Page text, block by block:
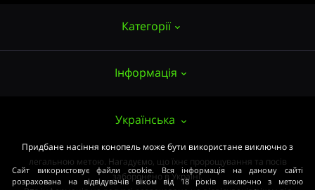
Категорії
Потужні сорти
Медичні сорти
Інформація
Публічний договір (ОФЕРТА)
Оплата та доставка
Українська
Придбане насіння конопель може бути використане виключно з
легальною метою. Нагадуємо, що їхнє пророщування та посів
заборонено в Україні.
Сайт використовує файли cookie. Вся інформація на даному сайті
розрахована на відвідувачів віком від 18 років виключно з метою